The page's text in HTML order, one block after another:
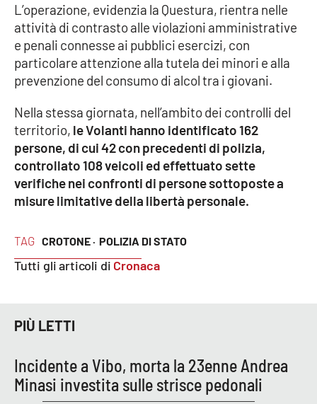
Venti di comunicazione
STREAMING
LaC TV
LaC Network
LaC OnAir
LOCALI
Catanzaro
Reggio Calabria
TAG CROTONE · POLIZIA DI STATO
Tutti gli articoli di Cronaca
L’operazione, evidenzia la Questura, rientra nelle
attività di contrasto alle violazioni amministrative
e penali connesse ai pubblici esercizi, con
particolare attenzione alla tutela dei minori e alla
prevenzione del consumo di alcol tra i giovani.
Nella stessa giornata, nell’ambito dei controlli del
territorio, le Volanti hanno identificato 162
persone, di cui 42 con precedenti di polizia,
controllato 108 veicoli ed effettuato sette
verifiche nei confronti di persone sottoposte a
misure limitative della libertà personale.
PIÙ LETTI
Incidente a Vibo, morta la 23enne Andrea
Minasi investita sulle strisce pedonali